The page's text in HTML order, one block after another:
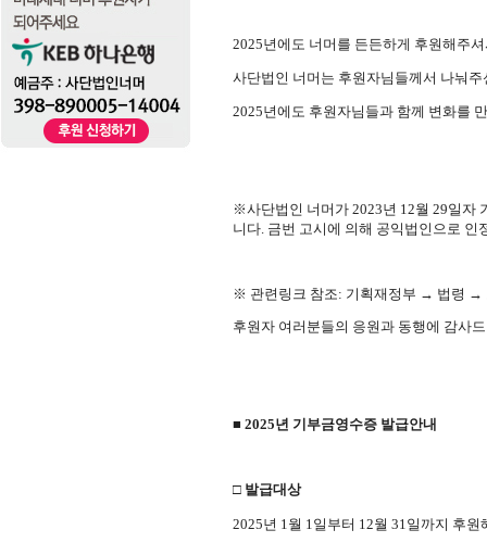
2025년에도 너머를 든든하게 후원해주
사단법인 너머는 후원자님들께서 나눠
2025년에도 후원자님들과 함께 변화를
※사단법인 너머가 2023년 12월 29일자
니다. 금번 고시에 의해 공익법인으로 인
※ 관련링크 참조: 기획재정부 → 법령 →
후원자 여러분들의 응원과 동행에 감사
■ 2025년 기부금영수증 발급안내
□ 발급대상
2025년 1월 1일부터 12월 31일까지 후